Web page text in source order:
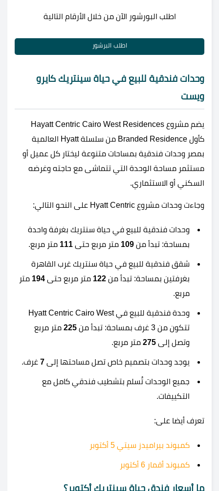
اطلب البورشور الآن من خلال الأرقام التالية
اطلب البرشور
وحدات فندقية للبيع في حياة سينتريك كايرو
ويست
يضم مشروع Hayatt Centric Cairo West Residences
كأول Branded Residence من سلسلة Hyatt العالمية
بمصر وحدات فندقية بمساحات متنوعة ليختار كل عميل أو
مستثمر مساحة الوحدة التي تتماشى مع حاجته وغرضه
السكني أو الاستثماري.
وجاءت وحدات مشروع Hyatt Centric على النحو التالي:
وحدات فندقية للبيع في حياة سنتريك بغرفة واحدة
بمساحة: تبدأ من 109 متر مربع حتى 111 متر مربع.
شقق فندقية للبيع في حياة سنتريك غرب القاهرة
بغرفتين بمساحة: تبدأ من 122 متر مربع حتى 194 متر
مربع.
وحدة فندقية للبيع في Hyatt Centric Cairo West
تتكون من 3 غرف بمساحة: تبدأ من
225 متر مربع
وتصل إلى 275 متر مربع.
يوجد وحدات بتصميم خاص تصل مساحتها إلى 7 غرف.
جميع الوحدات تُسلم بتشطيب فندقي كامل مع
التكييفات.
تعرف أيضا على:
كمبوند بيراميدز سيتي 5 أكتوبر
كمبوند أقمار 6 أكتوبر
ما أسعار فندق حياة سينتريك أكتوبر؟